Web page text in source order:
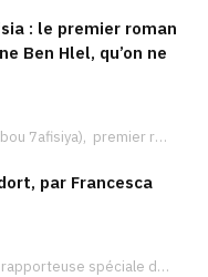
: le premier roman
Ben Hlel, qu’on ne
Le cave de Hafisa (9abou 7afisiya), premier roman du journaliste tunisien Mohamed Amine Ben Hlel,…
par Francesca
Francesca Albanese, rapporteuse spéciale de l’ONU sur les territoires palestiniens occupés, était à Tunis pour…